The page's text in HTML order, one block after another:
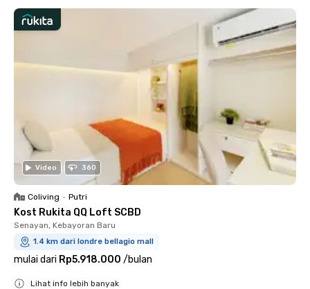
Video 360
Coliving • Putri
Kost Rukita QQ Loft SCBD
Senayan, Kebayoran Baru
1.4 km dari londre bellagio mall
mulai dari Rp5.918.000 /bulan
Lihat info lebih banyak